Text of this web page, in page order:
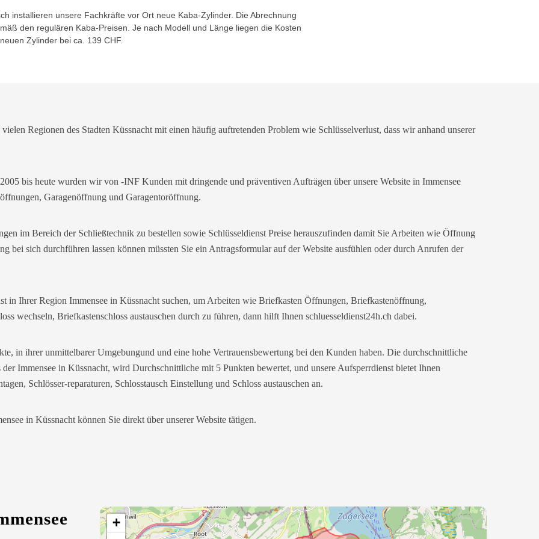
installieren unsere Fachkräfte vor Ort neue Kaba-Zylinder. Die Abrechnung
den regulären Kaba-Preisen. Je nach Modell und Länge liegen die Kosten
Zylinder bei ca. 139 CHF.
Regionen des Stadten Küssnacht mit einen häufig auftretenden Problem wie Schlüsselverlust, dass wir anhand unserer
bis heute wurden wir von -INF Kunden mit dringende und präventiven Aufträgen über unsere Website in Immensee
Garagenöffnung und Garagentoröffnung.
im Bereich der Schließtechnik zu bestellen sowie Schlüsseldienst Preise herauszufinden damit Sie Arbeiten wie Öffnung
bei sich durchführen lassen können müssten Sie ein Antragsformular auf der Website ausfühlen oder durch Anrufen der
in Ihrer Region Immensee in Küssnacht suchen, um Arbeiten wie Briefkasten Öffnungen, Briefkastenöffnung,
wechseln, Briefkastenschloss austauschen durch zu führen, dann hilft Ihnen schluesseldienst24h.ch dabei.
in ihrer unmittelbarer Umgebungund und eine hohe Vertrauensbewertung bei den Kunden haben. Die durchschnittliche
Immensee in Küssnacht, wird Durchschnittliche mit 5 Punkten bewertet, und unsere Aufsperrdienst bietet Ihnen
Schlösser-reparaturen, Schlosstausch Einstellung und Schloss austauschen an.
in Küssnacht können Sie direkt über unserer Website tätigen.
+